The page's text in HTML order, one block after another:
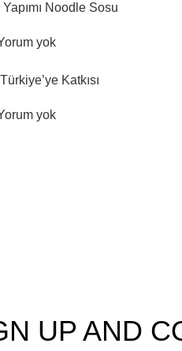
Noodle Sosu
yok
Katkısı
yok
UP AND